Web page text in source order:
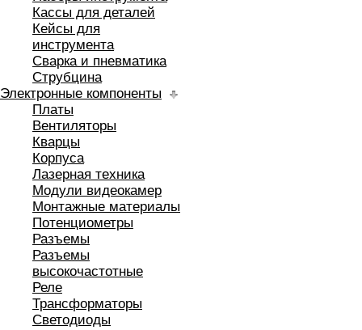
Кассы для деталей
Кейсы для
инструмента
Сварка и пневматика
Струбцина
Электронные компоненты
Платы
Вентиляторы
Кварцы
Корпуса
Лазерная техника
Модули видеокамер
Монтажные материалы
Потенциометры
Разъемы
Разъемы
высокочастотные
Реле
Трансформаторы
Светодиоды